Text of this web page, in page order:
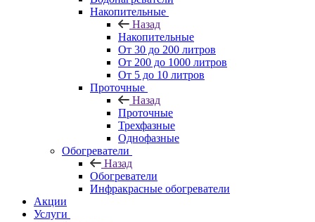
Накопительные
Назад
Накопительные
От 30 до 200 литров
От 200 до 1000 литров
От 5 до 10 литров
Проточные
Назад
Проточные
Трехфазные
Однофазные
Обогреватели
Назад
Обогреватели
Инфракрасные обогреватели
Акции
Услуги